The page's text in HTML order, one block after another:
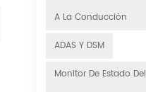
A La Conducción
ADAS Y DSM
Monitor De Estado Del